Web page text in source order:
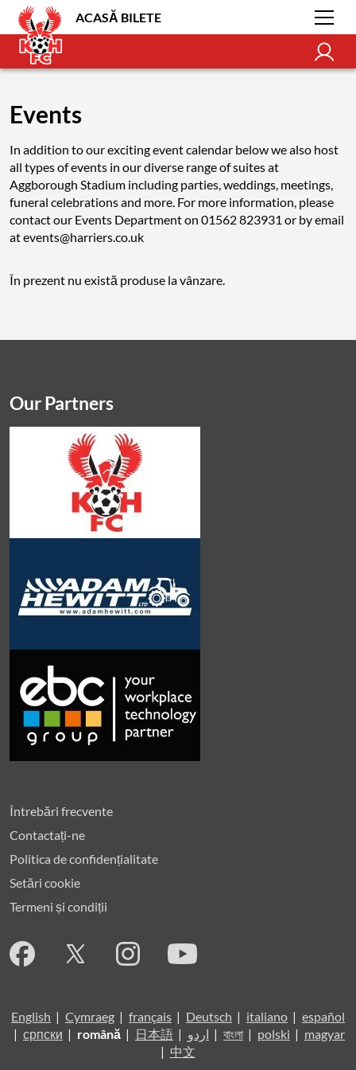
ACASĂ BILETE
Events
In addition to our exciting event calendar below we also host
all types of events in our diverse range of suites at
Aggborough Stadium including parties, weddings, meetings,
funeral celebrations and more. For more information, please
contact our Events Department on 01562 823931 or by email
at events@harriers.co.uk
În prezent nu există produse la vânzare.
Întrebări frecvente
Contactați-ne
Politica de confidențialitate
Setări cookie
Termeni și condiții
Our Partners
English | Cymraeg | français | Deutsch | italiano | español
| српски | română | 日本語 | اردو | বাংলা | polski | magyar
| 中文